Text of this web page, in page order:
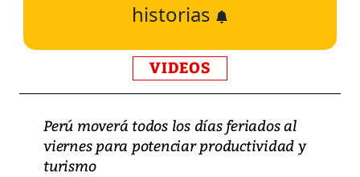
historias
VIDEOS
Perú moverá todos los días feriados al
viernes para potenciar productividad y
turismo